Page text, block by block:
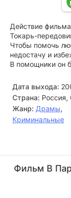
Действие
Токарь-
Чтобы помочь
недостачу и
В помощники он
Дата выхода:
Страна: Россия,
Жанр: Драмы,
Криминальные
(друг Ивана)
Фильм В